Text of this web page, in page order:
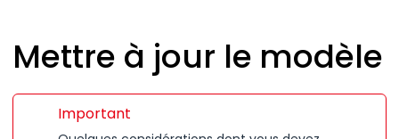
Mettre à jour le modèle
Important